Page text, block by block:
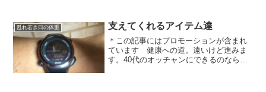
甦れ若き日の体重 支えてくれるアイテム達
＊この記事にはプロモーションが含まれ
ています 健康への道。遠いけど進みま
す。40代のオッチャンにできるのなら、